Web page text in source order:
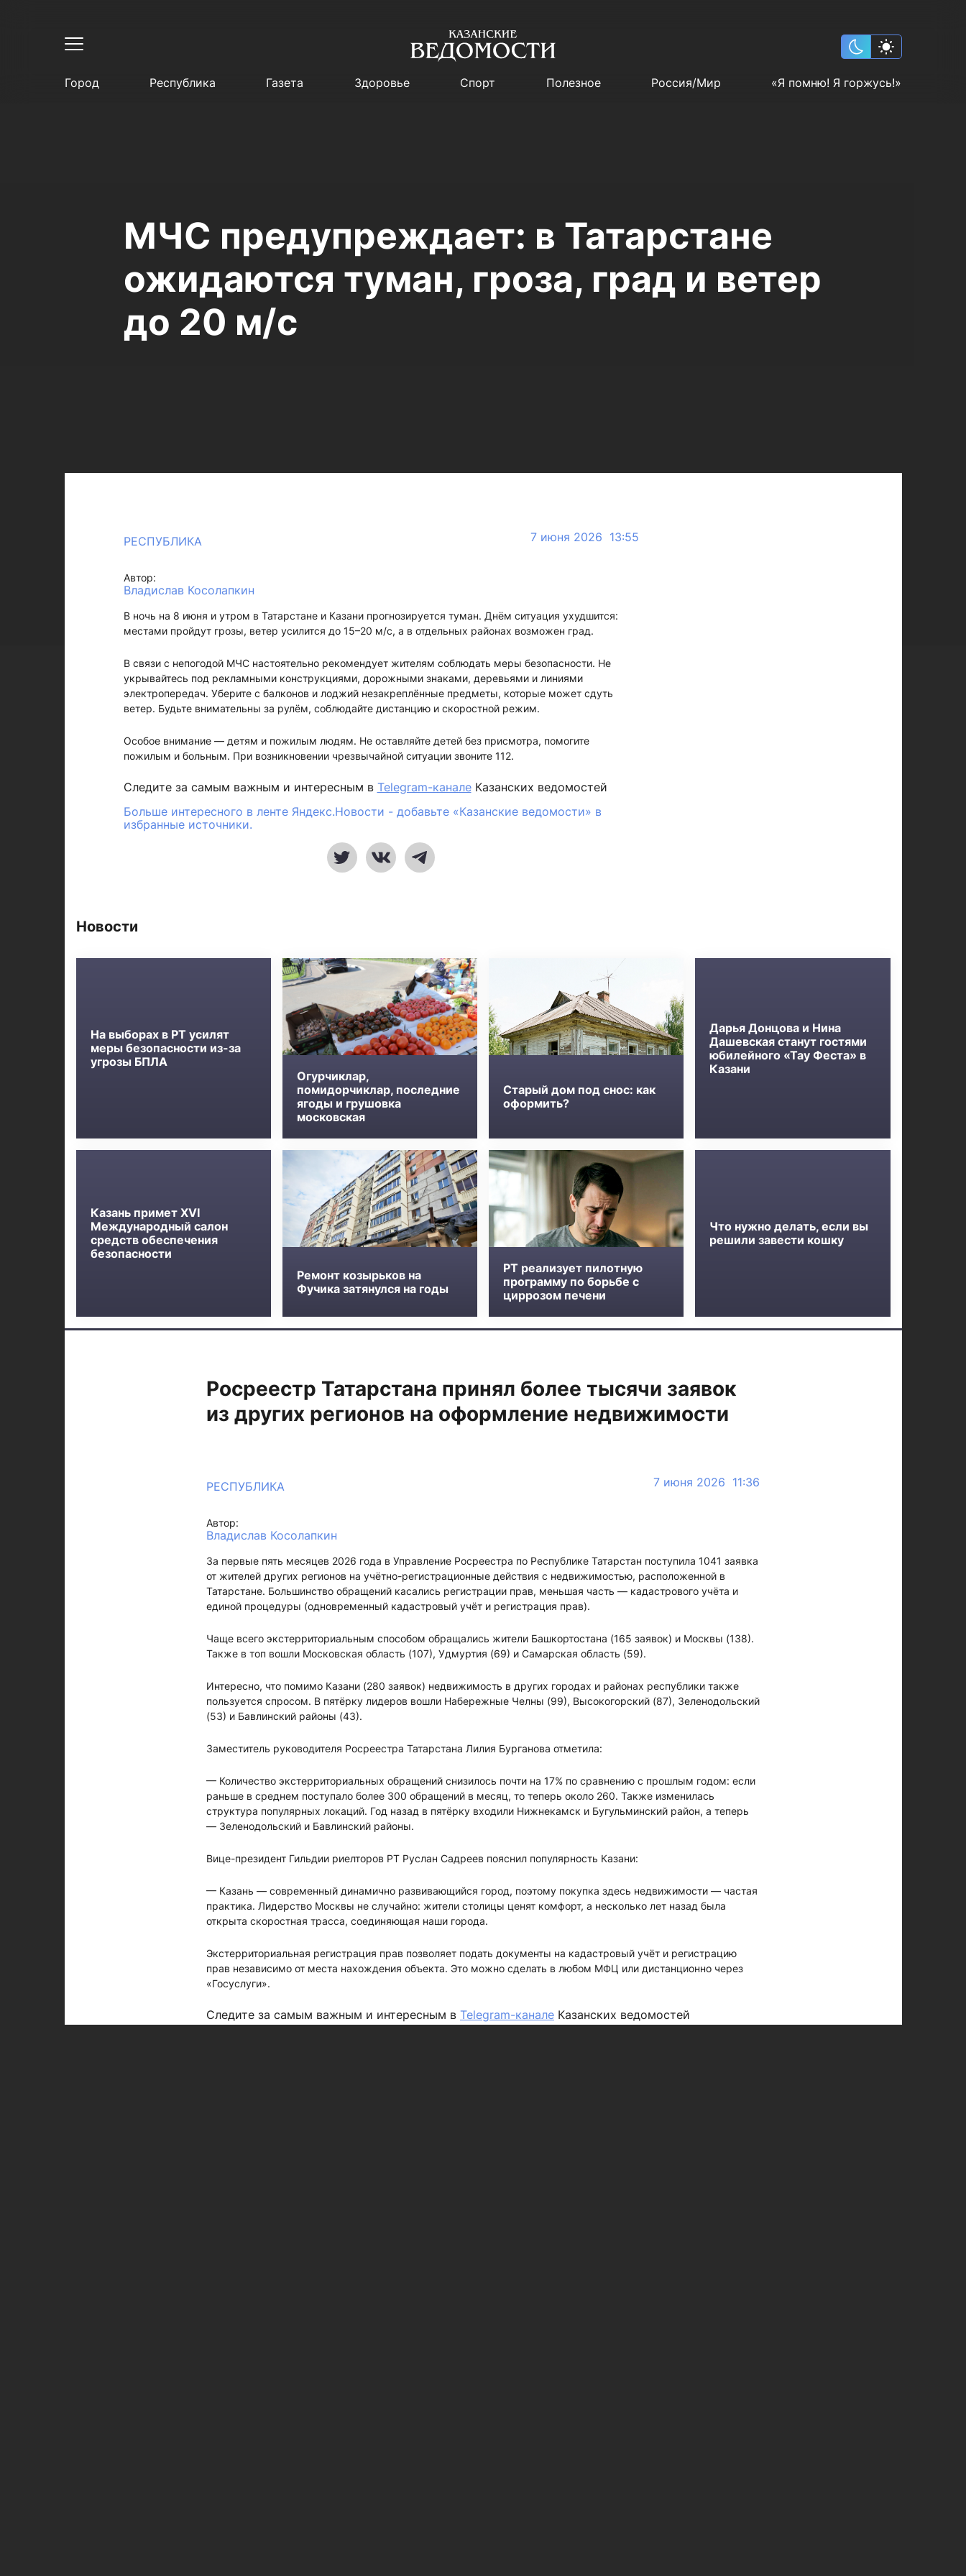
Город Республика Газета Здоровье Спорт Полезное Россия/Мир «Я помню! Я горжусь!»
МЧС предупреждает: в Татарстане
ожидаются туман, гроза, град и ветер
до 20 м/с
РЕСПУБЛИКА 7 июня 2026 13:55
Автор:
Владислав Косолапкин
В ночь на 8 июня и утром в Татарстане и Казани прогнозируется туман. Днём ситуация ухудшится:
местами пройдут грозы, ветер усилится до 15–20 м/с, а в отдельных районах возможен град.
В связи с непогодой МЧС настоятельно рекомендует жителям соблюдать меры безопасности. Не
укрывайтесь под рекламными конструкциями, дорожными знаками, деревьями и линиями
электропередач. Уберите с балконов и лоджий незакреплённые предметы, которые может сдуть
ветер. Будьте внимательны за рулём, соблюдайте дистанцию и скоростной режим.
Особое внимание — детям и пожилым людям. Не оставляйте детей без присмотра, помогите
пожилым и больным. При возникновении чрезвычайной ситуации звоните 112.
Следите за самым важным и интересным в Telegram-каналеКазанских ведомостей
Больше интересного в ленте Яндекс.Новости - добавьте «Казанские ведомости» в
избранные источники.
Новости
На выборах в РТ усилят
меры безопасности из-за
угрозы БПЛА
Огурчиклар,
помидорчиклар, последние
ягоды и грушовка
московская
Старый дом под снос: как
оформить?
Дарья Донцова и Нина
Дашевская станут гостями
юбилейного «Тау Феста» в
Казани
Казань примет XVI
Международный салон
средств обеспечения
безопасности
Ремонт козырьков на
Фучика затянулся на годы
РТ реализует пилотную
программу по борьбе с
циррозом печени
Что нужно делать, если вы
решили завести кошку
Росреестр Татарстана принял более тысячи заявок
из других регионов на оформление недвижимости
РЕСПУБЛИКА 7 июня 2026 11:36
Автор:
Владислав Косолапкин
За первые пять месяцев 2026 года в Управление Росреестра по Республике Татарстан поступила 1041 заявка
от жителей других регионов на учётно-регистрационные действия с недвижимостью, расположенной в
Татарстане. Большинство обращений касались регистрации прав, меньшая часть — кадастрового учёта и
единой процедуры (одновременный кадастровый учёт и регистрация прав).
Чаще всего экстерриториальным способом обращались жители Башкортостана (165 заявок) и Москвы (138).
Также в топ вошли Московская область (107), Удмуртия (69) и Самарская область (59).
Интересно, что помимо Казани (280 заявок) недвижимость в других городах и районах республики также
пользуется спросом. В пятёрку лидеров вошли Набережные Челны (99), Высокогорский (87), Зеленодольский
(53) и Бавлинский районы (43).
Заместитель руководителя Росреестра Татарстана Лилия Бурганова отметила:
— Количество экстерриториальных обращений снизилось почти на 17% по сравнению с прошлым годом: если
раньше в среднем поступало более 300 обращений в месяц, то теперь около 260. Также изменилась
структура популярных локаций. Год назад в пятёрку входили Нижнекамск и Бугульминский район, а теперь
— Зеленодольский и Бавлинский районы.
Вице-президент Гильдии риелторов РТ Руслан Садреев пояснил популярность Казани:
— Казань — современный динамично развивающийся город, поэтому покупка здесь недвижимости — частая
практика. Лидерство Москвы не случайно: жители столицы ценят комфорт, а несколько лет назад была
открыта скоростная трасса, соединяющая наши города.
Экстерриториальная регистрация прав позволяет подать документы на кадастровый учёт и регистрацию
прав независимо от места нахождения объекта. Это можно сделать в любом МФЦ или дистанционно через
«Госуслуги».
Следите за самым важным и интересным в Telegram-канале Казанских ведомостей